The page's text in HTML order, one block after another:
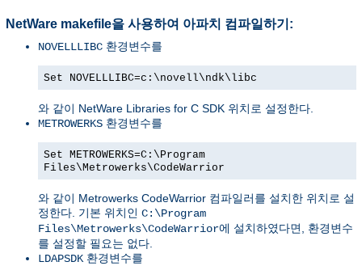
NetWare makefile을 사용하여 아파치 컴파일하기:
NOVELLLIBC 환경변수를
Set NOVELLLIBC=c:\novell\ndk\libc
와 같이 NetWare Libraries for C SDK 위치로 설정한다.
METROWERKS 환경변수를
Set METROWERKS=C:\Program
Files\Metrowerks\CodeWarrior
와 같이 Metrowerks CodeWarrior 컴파일러를 설치한 위치로 설
정한다. 기본 위치인 C:\Program
Files\Metrowerks\CodeWarrior에 설치하였다면, 환경변수
를 설정할 필요는 없다.
LDAPSDK 환경변수를